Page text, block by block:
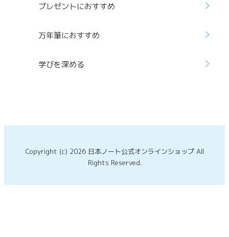
プレゼントにおすすめ
万年筆におすすめ
学びを深める
Copyright (c) 2026 日本ノート公式オンラインショップ All
Rights Reserved.